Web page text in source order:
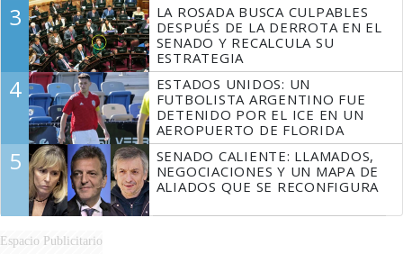
3
LA ROSADA BUSCA CULPABLES
DESPUÉS DE LA DERROTA EN EL
SENADO Y RECALCULA SU
ESTRATEGIA
4
ESTADOS UNIDOS: UN
FUTBOLISTA ARGENTINO FUE
DETENIDO POR EL ICE EN UN
AEROPUERTO DE FLORIDA
5
SENADO CALIENTE: LLAMADOS,
NEGOCIACIONES Y UN MAPA DE
ALIADOS QUE SE RECONFIGURA
Espacio Publicitario